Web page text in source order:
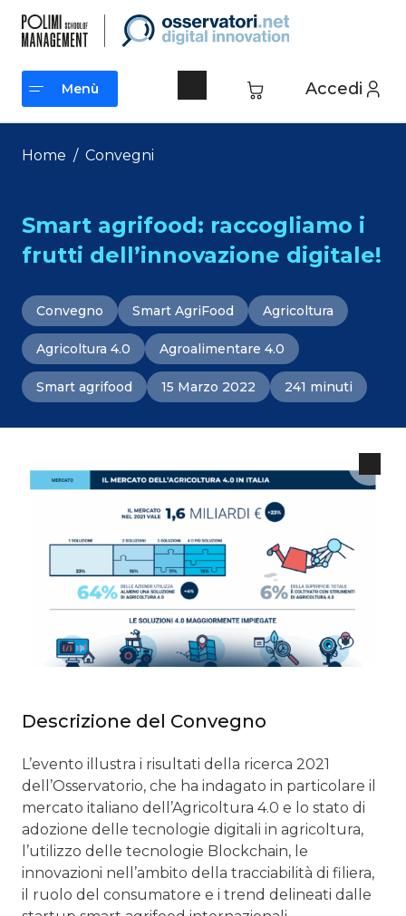
contenuto
Accedi
Menù
Menù
Home / Convegni
Smart agrifood: raccogliamo i
frutti dell’innovazione digitale!
Convegno Smart AgriFood Agricoltura
Agricoltura 4.0 Agroalimentare 4.0
Smart agrifood 15 Marzo 2022 241 minuti
Descrizione del Convegno
L’evento illustra i risultati della ricerca 2021
dell’Osservatorio, che ha indagato in particolare il
mercato italiano dell’Agricoltura 4.0 e lo stato di
adozione delle tecnologie digitali in agricoltura,
l’utilizzo delle tecnologie Blockchain, le
innovazioni nell’ambito della tracciabilità di filiera,
il ruolo del consumatore e i trend delineati dalle